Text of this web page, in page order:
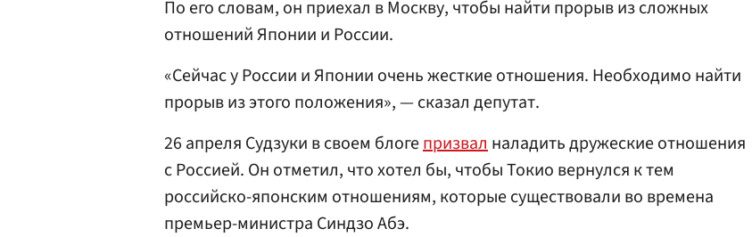
По его словам, он приехал в Москву, чтобы найти прорыв из сложных
отношений Японии и России.
«Сейчас у России и Японии очень жесткие отношения. Необходимо найти
прорыв из этого положения», — сказал депутат.
26 апреля Судзуки в своем блогепризвалналадить дружеские отношения
с Россией. Он отметил, что хотел бы, чтобы Токио вернулся к тем
российско-японским отношениям, которые существовали во времена
премьер-министра Синдзо Абэ.